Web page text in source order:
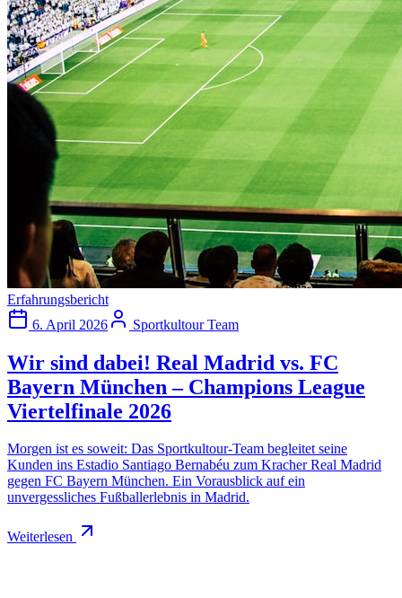
Erfahrungsbericht
6. April 2026
Sportkultour Team
Wir sind dabei! Real Madrid vs. FC
Bayern München – Champions League
Viertelfinale 2026
Morgen ist es soweit: Das Sportkultour-Team begleitet seine
Kunden ins Estadio Santiago Bernabéu zum Kracher Real Madrid
gegen FC Bayern München. Ein Vorausblick auf ein
unvergessliches Fußballerlebnis in Madrid.
Weiterlesen